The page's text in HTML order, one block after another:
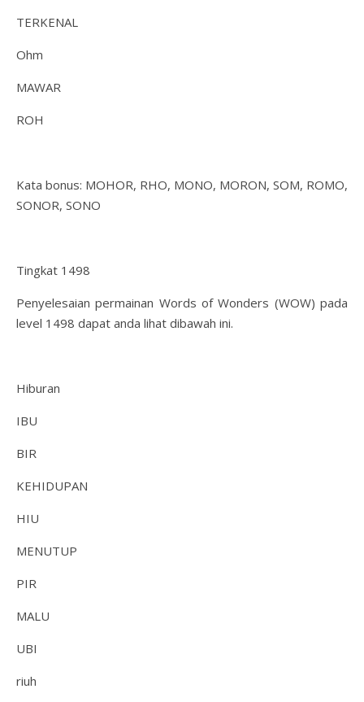
TERKENAL
Ohm
MAWAR
ROH
Kata bonus: MOHOR, RHO, MONO, MORON, SOM, ROMO,
SONOR, SONO
Tingkat 1498
Penyelesaian permainan Words of Wonders (WOW) pada
level 1498 dapat anda lihat dibawah ini.
Hiburan
IBU
BIR
KEHIDUPAN
HIU
MENUTUP
PIR
MALU
UBI
riuh